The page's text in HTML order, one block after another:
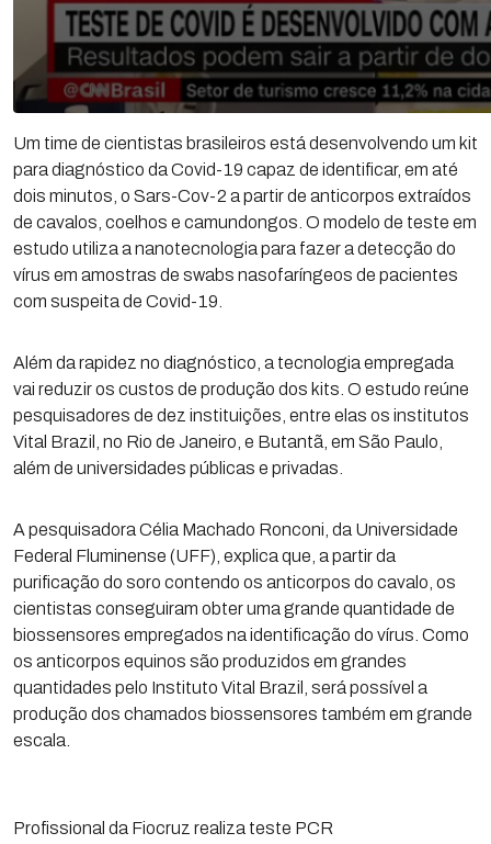
Um time de cientistas brasileiros está desenvolvendo um kit
para diagnóstico da Covid-19 capaz de identificar, em até
dois minutos, o Sars-Cov-2 a partir de anticorpos extraídos
de cavalos, coelhos e camundongos. O modelo de teste em
estudo utiliza a nanotecnologia para fazer a detecção do
vírus em amostras de swabs nasofaríngeos de pacientes
com suspeita de Covid-19.
Além da rapidez no diagnóstico, a tecnologia empregada
vai reduzir os custos de produção dos kits. O estudo reúne
pesquisadores de dez instituições, entre elas os institutos
Vital Brazil, no Rio de Janeiro, e Butantã, em São Paulo,
além de universidades públicas e privadas.
A pesquisadora Célia Machado Ronconi, da Universidade
Federal Fluminense (UFF), explica que, a partir da
purificação do soro contendo os anticorpos do cavalo, os
cientistas conseguiram obter uma grande quantidade de
biossensores empregados na identificação do vírus. Como
os anticorpos equinos são produzidos em grandes
quantidades pelo Instituto Vital Brazil, será possível a
produção dos chamados biossensores também em grande
escala.
Profissional da Fiocruz realiza teste PCR